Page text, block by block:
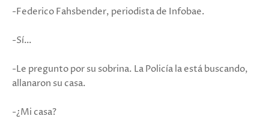
-Federico Fahsbender, periodista de Infobae.
-Sí…
-Le pregunto por su sobrina. La Policía la está buscando,
allanaron su casa.
-¿Mi casa?